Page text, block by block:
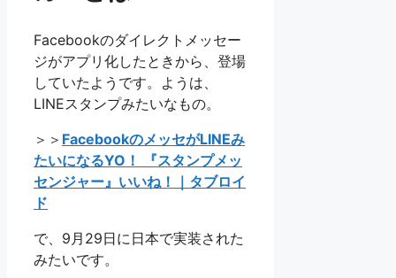
Facebookのダイレクトメッセー
ジがアプリ化したときから、登場
していたようです。ようは、
LINEスタンプみたいなもの。
＞＞ FacebookのメッセがLINEみ
たいになるYO！ 『スタンプメッ
センジャー』いいね！｜タブロイ
ド
で、9月29日に日本で実装された
みたいです。